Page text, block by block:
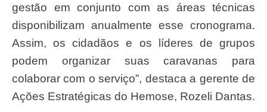
gestão em conjunto com as áreas técnicas
disponibilizam anualmente esse cronograma.
Assim, os cidadãos e os líderes de grupos
podem organizar suas caravanas para
colaborar com o serviço”, destaca a gerente de
Ações Estratégicas do Hemose, Rozeli Dantas.